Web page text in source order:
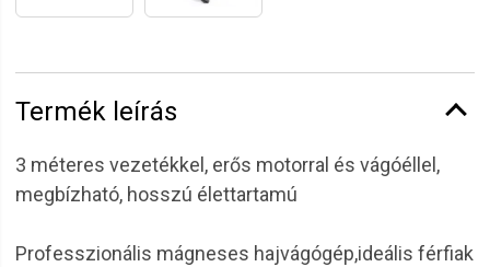
Termék leírás
3 méteres vezetékkel, erős motorral és vágóéllel,
megbízható, hosszú élettartamú
Professzionális mágneses hajvágógép,ideális férfiak